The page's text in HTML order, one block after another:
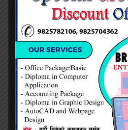
Facebook
नेत्र दैनिक